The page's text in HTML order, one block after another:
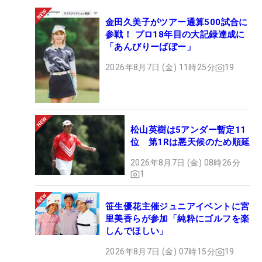
金田久美子がツアー通算500試合に
参戦！ プロ18年目の大記録達成に
「あんびりーばぼー」
2026年8月7日 (金) 11時25分 19
松山英樹は5アンダー暫定11
位 第1Rは悪天候のため順延
2026年8月7日 (金) 08時26分
1
笹生優花主催ジュニアイベントに宮
里美香らが参加「純粋にゴルフを楽
しんでほしい」
2026年8月7日 (金) 07時15分 19